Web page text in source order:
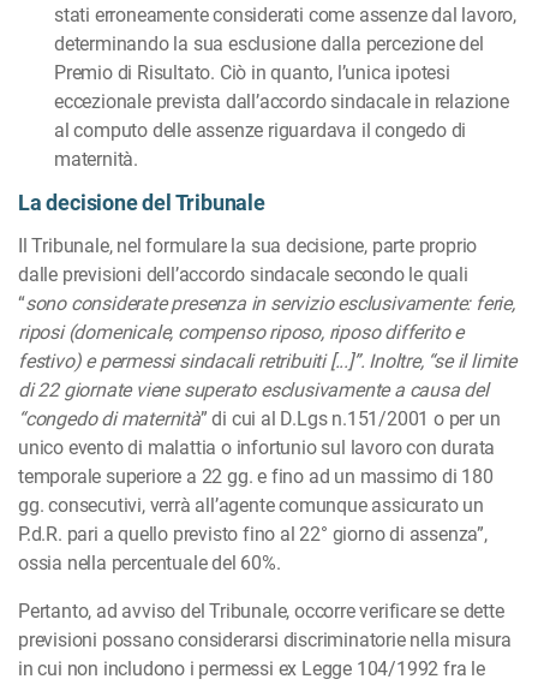
stati erroneamente considerati come assenze dal lavoro,
determinando la sua esclusione dalla percezione del
Premio di Risultato. Ciò in quanto, l’unica ipotesi
eccezionale prevista dall’accordo sindacale in relazione
al computo delle assenze riguardava il congedo di
maternità.
La decisione del Tribunale
Il Tribunale, nel formulare la sua decisione, parte proprio
dalle previsioni dell’accordo sindacale secondo le quali
“sono considerate presenza in servizio esclusivamente: ferie,
riposi (domenicale, compenso riposo, riposo differito e
festivo) e permessi sindacali retribuiti [...]”. Inoltre, “se il limite
di 22 giornate viene superato esclusivamente a causa del
“congedo di maternità” di cui al D.Lgs n.151/2001 o per un
unico evento di malattia o infortunio sul lavoro con durata
temporale superiore a 22 gg. e fino ad un massimo di 180
gg. consecutivi, verrà all’agente comunque assicurato un
P.d.R. pari a quello previsto fino al 22° giorno di assenza”,
ossia nella percentuale del 60%.
Pertanto, ad avviso del Tribunale, occorre verificare se dette
previsioni possano considerarsi discriminatorie nella misura
in cui non includono i permessi ex Legge 104/1992 fra le